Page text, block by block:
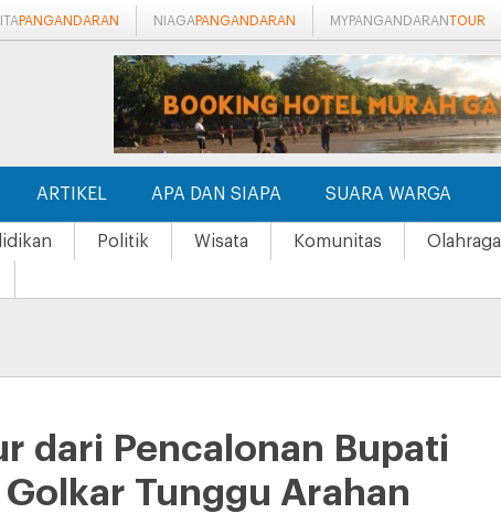
PANGANDARAN NIAGA PANGANDARAN MYPANGANDARANTOUR
ARTIKEL APA DAN SIAPA SUARA WARGA
Politik Wisata Komunitas Olahraga
dari Pencalonan Bupati
Tunggu Arahan